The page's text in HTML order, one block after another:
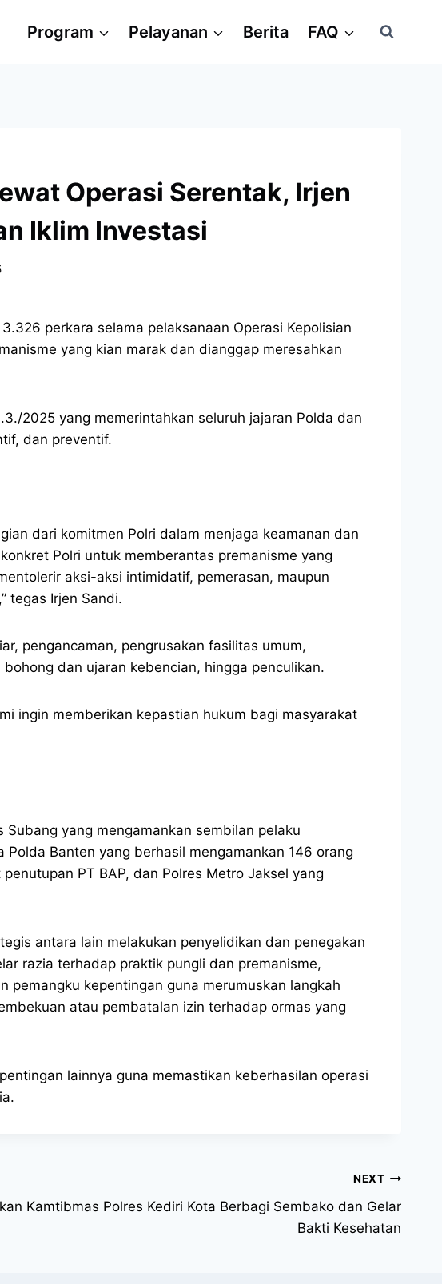
Program Pelayanan Berita FAQ
Operasi Serentak, Irjen
Iklim Investasi
perkara selama pelaksanaan Operasi Kepolisian
yang kian marak dan dianggap meresahkan
2025 yang memerintahkan seluruh jajaran Polda dan
dan preventif.
dari komitmen Polri dalam menjaga keamanan dan
Polri untuk memberantas premanisme yang
aksi-aksi intimidatif, pemerasan, maupun
tegas Irjen Sandi.
pengancaman, pengrusakan fasilitas umum,
dan ujaran kebencian, hingga penculikan.
ingin memberikan kepastian hukum bagi masyarakat
yang mengamankan sembilan pelaku
Banten yang berhasil mengamankan 146 orang
PT BAP, dan Polres Metro Jaksel yang
antara lain melakukan penyelidikan dan penegakan
razia terhadap praktik pungli dan premanisme,
pemangku kepentingan guna merumuskan langkah
atau pembatalan izin terhadap ormas yang
lainnya guna memastikan keberhasilan operasi
NEXT
Kamtibmas Polres Kediri Kota Berbagi Sembako dan Gelar
Bakti Kesehatan